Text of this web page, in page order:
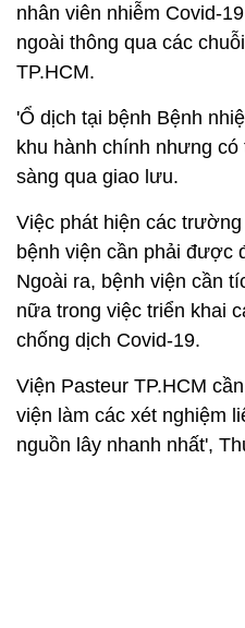
sàng qua giao lưu.
Việc phát hiện các
Ngoài ra, bệnh viện cần
nữa trong việc triển khai
chống dịch Covid-19.
Viện Pasteur TP.HCM
viện làm các xét nghiệm
nguồn lây nhanh nhất',